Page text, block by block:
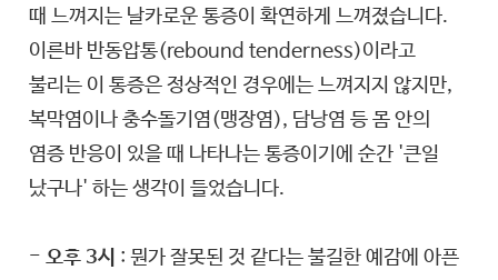
때 느껴지는 날카로운 통증이 확연하게 느껴졌습니다.
이른바 반동압통(rebound tenderness)이라고
불리는 이 통증은 정상적인 경우에는 느껴지지 않지만,
복막염이나 충수돌기염(맹장염), 담낭염 등 몸 안의
염증 반응이 있을 때 나타나는 통증이기에 순간 '큰일
났구나' 하는 생각이 들었습니다.
- 오후 3시 : 뭔가 잘못된 것 같다는 불길한 예감에 아픈